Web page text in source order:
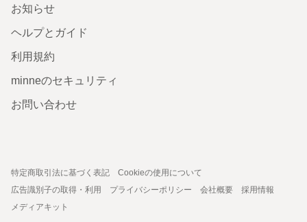
お知らせ
ヘルプとガイド
利用規約
minneのセキュリティ
お問い合わせ
特定商取引法に基づく表記
Cookieの使用について
広告識別子の取得・利用
プライバシーポリシー 会社概要
採用情報
メディアキット